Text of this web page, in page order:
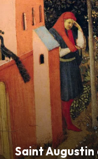
Saint Augustin